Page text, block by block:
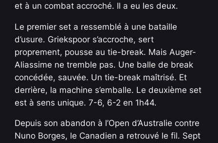
et à un combat accroché. Il a eu les deux.
Le premier set a ressemblé à une bataille
d’usure. Griekspoor s’accroche, sert
proprement, pousse au tie-break. Mais Auger-
Aliassime ne tremble pas. Une balle de break
concédée, sauvée. Un tie-break maîtrisé. Et
derrière, la machine s’emballe. Le deuxième set
est à sens unique. 7-6, 6-2 en 1h44.
Depuis son abandon à l’Open d’Australie contre
Nuno Borges, le Canadien a retrouvé le fil. Sept